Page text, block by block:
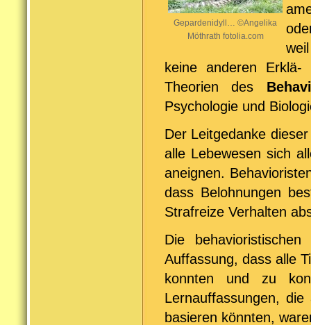
Gepardenidyll… ©Angelika
Möthrath fotolia.com
keine anderen
Theorien des
Psychologie und
Der Leitgedanke
alle Lebewesen sich
aneignen.
dass Belohnungen
Strafreize Verhalten
Die
Auffassung, dass alle
konnten und zu
Lernauffassungen,
basieren könnten,